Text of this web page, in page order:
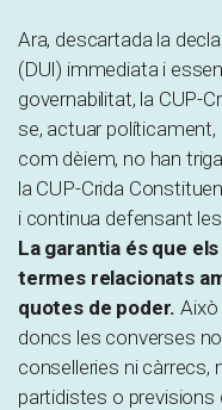
Ara, descartada la
(DUI) immediata i
governabilitat, la CUP-
se, actuar políticament,
com dèiem, no han
la CUP-Crida
i continua defensant
La garantia és que
termes relacionats
quotes de poder. Això
doncs les converses
conselleries ni
partidistes o